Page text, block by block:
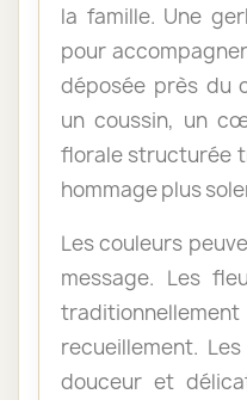
la famille. Une
pour
déposée près du
un coussin, un
florale structurée
hommage plus
Les couleurs
message. Les
recueillement.
douceur et